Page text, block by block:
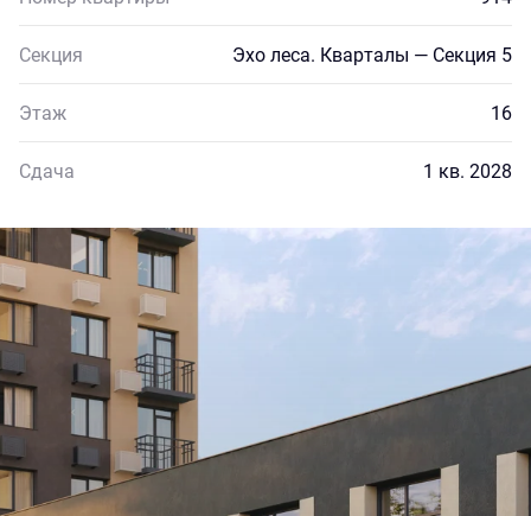
Секция Эхо леса. Кварталы — Секция 5
Этаж 16
Сдача 1 кв. 2028